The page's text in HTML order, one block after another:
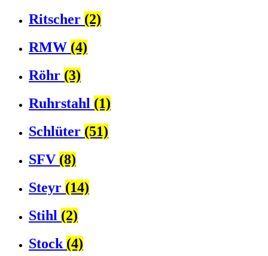
Ritscher (2)
RMW (4)
Röhr (3)
Ruhrstahl (1)
Schlüter (51)
SFV (8)
Steyr (14)
Stihl (2)
Stock (4)